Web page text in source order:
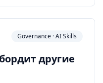
Governance · AI Skills
другие